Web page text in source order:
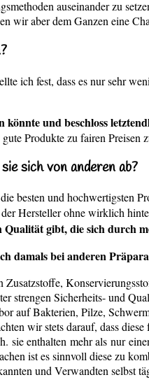
auseinander zu
wir aber dem Ganzen eine
ich fest, dass es nur sehr
und beschloss
Produkte zu fairen Preisen
sich von anderen ab?
besten und
Hersteller ohne wirklich
gibt, die sich durch
damals bei anderen
strengen Sicherheits- und
auf Bakterien, Pilze,
wir stets darauf, dass
sie enthalten mehr als nur
ist es sinnvoll diese zu
und Verwandten selbst